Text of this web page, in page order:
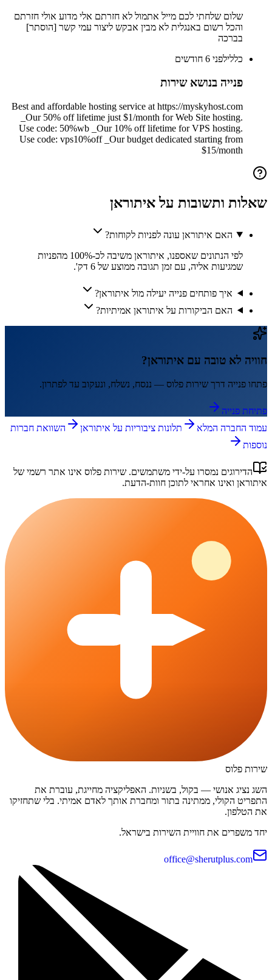
שלום שלחתי לכם מייל אתמול לא חזרתם אלי מדוע אולי חזרתם
והכל רשום באנגלית לא מבין אבקש ליצור עמי קשר [הוסתר]
בברכה
כללילפני 6 חודשים
פנייה בנושא שירות
Best and affordable hosting service at https://myskyhost.com
_Our 50% off lifetime just $1/month for Web Site hosting.
Use code: 50%wb _Our 10% off lifetime for VPS hosting.
Use code: vps10%off _Our budget dedicated starting from
$15/month
שאלות ותשובות עלאיתוראן
האם איתוראן עונה לפניות לקוחות?
לפי הנתונים שאספנו, איתוראן משיבה לכ-100% מהפניות
שמגיעות אליה, עם זמן תגובה ממוצע של 6 דק'.
איך פותחים פנייה יעילה מול איתוראן?
האם הביקורות על איתוראן אמיתיות?
חוויה לא טובה עם איתוראן?
פתחו פנייה דרך שירות פלוס — ננסח, נשלח, ונעקוב עד לפתרון.
פתיחת פנייה
עמוד החברה המלא
תלונות ציבוריות על איתוראן
השוואת חברות
נוספות
הדירוגים נמסרו על-ידי משתמשים. שירות פלוס אינו אתר רשמי של
איתוראן ואינו אחראי לתוכן חוות-הדעת.
שירות פלוס
השג נציג אנושי — בקול, בשניות. האפליקציה מחייגת, עוברת את
התפריט הקולי, ממתינה בתור ומחברת אותך לאדם אמיתי. בלי שתחזיקו
את הטלפון.
יחד משפרים את חוויית השירות בישראל.
office@sherutplus.com